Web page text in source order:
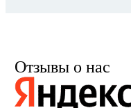
Отзывы о нас